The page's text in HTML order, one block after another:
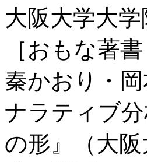
大阪大学大
［おもな著書
秦かおり・
ナラティブ
の形』（大